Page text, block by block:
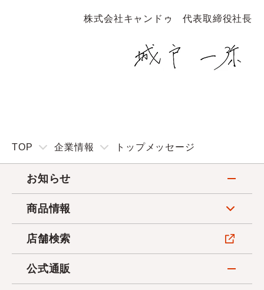
株式会社キャンドゥ 代表取締役社長
TOP 企業情報 トップメッセージ
お知らせ
商品情報
店舗検索
公式通販